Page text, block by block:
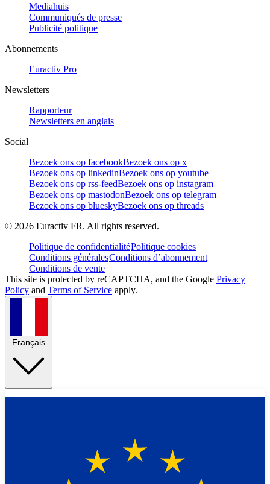
Mediahuis
Communiqués de presse
Publicité politique
Abonnements
Euractiv Pro
Newsletters
Rapporteur
Newsletters en anglais
Social
Bezoek ons op facebookBezoek ons op x
Bezoek ons op linkedinBezoek ons op youtube
Bezoek ons op rss-feedBezoek ons op instagram
Bezoek ons op mastodonBezoek ons op telegram
Bezoek ons op blueskyBezoek ons op threads
© 2026 Euractiv FR. All rights reserved.
Politique de confidentialitéPolitique cookies
Conditions généralesConditions d’abonnement
Conditions de vente
This site is protected by reCAPTCHA, and the Google Privacy
Policy and Terms of Service apply.
Français